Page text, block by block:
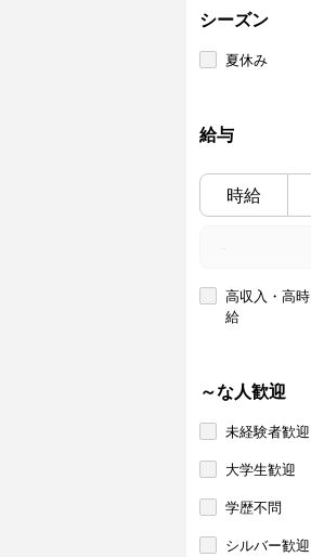
シーズン
夏休み
給与
時給
高収入・高時
給
～な人歓迎
未経験者歓迎
大学生歓迎
学歴不問
シルバー歓迎